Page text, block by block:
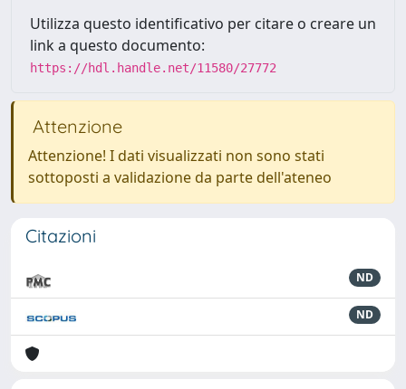
Utilizza questo identificativo per citare o creare un
link a questo documento:
https://hdl.handle.net/11580/27772
Attenzione
Attenzione! I dati visualizzati non sono stati
sottoposti a validazione da parte dell'ateneo
Citazioni
ND
ND